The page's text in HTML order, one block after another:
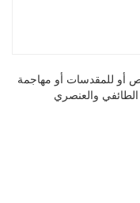
أو للمقدسات أو مهاجمة
الطائفي والعنصري